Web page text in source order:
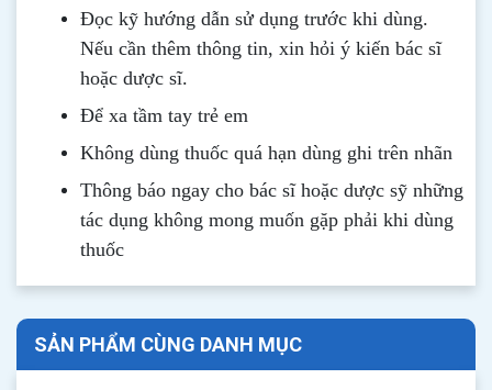
Đọc kỹ hướng dẫn sử dụng trước khi dùng.
Nếu cần thêm thông tin, xin hỏi ý kiến bác sĩ
hoặc dược sĩ.
Để xa tầm tay trẻ em
Không dùng thuốc quá hạn dùng ghi trên nhãn
Thông báo ngay cho bác sĩ hoặc dược sỹ những
tác dụng không mong muốn gặp phải khi dùng
thuốc
SẢN PHẨM CÙNG DANH MỤC